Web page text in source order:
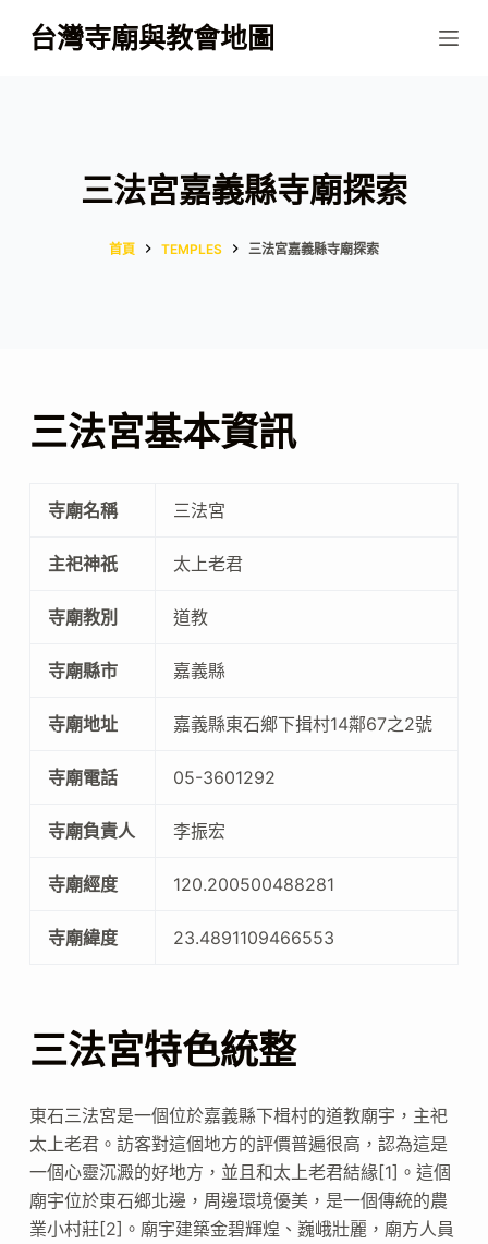
跳
至
台灣寺廟與教會地圖
三法宮嘉義縣寺廟探索
首頁 TEMPLES 三法宮嘉義縣寺廟探索
三法宮基本資訊
寺廟名稱 三法宮
主祀神祇 太上老君
寺廟教別 道教
寺廟縣市 嘉義縣
寺廟地址 嘉義縣東石鄉下揖村14鄰67之2號
寺廟電話 05-3601292
寺廟負責人 李振宏
寺廟經度 120.200500488281
寺廟緯度 23.4891109466553
三法宮特色統整
東石三法宮是一個位於嘉義縣下楫村的道教廟宇，主祀
太上老君。訪客對這個地方的評價普遍很高，認為這是
一個心靈沉澱的好地方，並且和太上老君結緣[1]。這個
廟宇位於東石鄉北邊，周邊環境優美，是一個傳統的農
業小村莊[2]。廟宇建築金碧輝煌、巍峨壯麗，廟方人員